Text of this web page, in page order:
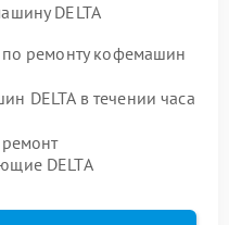
DELTA
ремонту кофемашин
DELTA в течении часа
DELTA